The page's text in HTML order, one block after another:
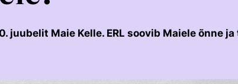
juubelit Maie Kelle. ERL soovib Maiele õnne